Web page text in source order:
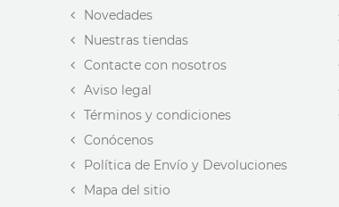
Novedades
Nuestras tiendas
Contacte con nosotros
Aviso legal
Términos y condiciones
Conócenos
Política de Envío y Devoluciones
Mapa del sitio